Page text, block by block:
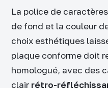
La police de
de fond et la couleur
choix esthétiques
plaque conforme doit
homologué, avec des
clair rétro-